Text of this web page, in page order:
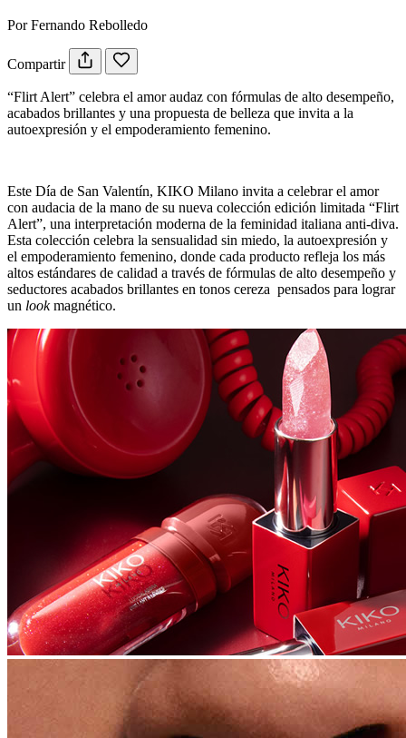
Por Fernando Rebolledo
Compartir
“Flirt Alert” celebra el amor audaz con fórmulas de alto desempeño,
acabados brillantes y una propuesta de belleza que invita a la
autoexpresión y el empoderamiento femenino.
Este Día de San Valentín, KIKO Milano invita a celebrar el amor
con audacia de la mano de su nueva colección edición limitada “Flirt
Alert”, una interpretación moderna de la feminidad italiana anti-diva.
Esta colección celebra la sensualidad sin miedo, la autoexpresión y
el empoderamiento femenino, donde cada producto refleja los más
altos estándares de calidad a través de fórmulas de alto desempeño y
seductores acabados brillantes en tonos cereza pensados para lograr
un lookmagnético.